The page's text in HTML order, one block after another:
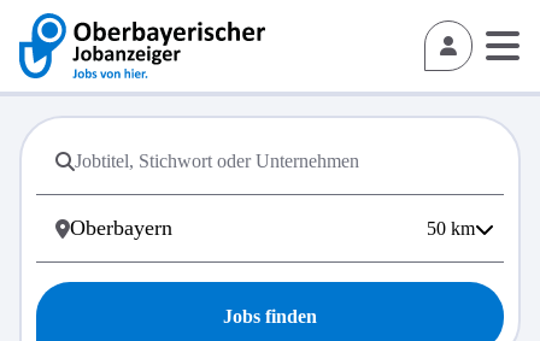
50 km
Jobs finden